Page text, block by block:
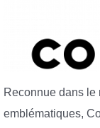
Reconnue dans le
emblématiques,